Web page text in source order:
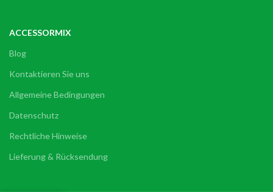
ACCESSORMIX
Blog
Kontaktieren Sie uns
Allgemeine Bedingungen
Datenschutz
Rechtliche Hinweise
Lieferung & Rücksendung